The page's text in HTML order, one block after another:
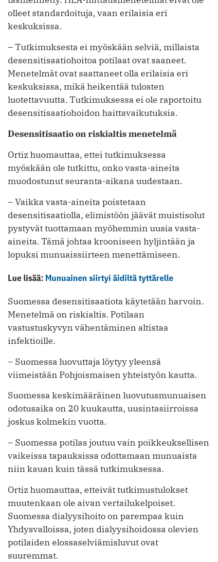
olleet standardoituja, vaan erilaisia eri
keskuksissa.
– Tutkimuksesta ei myöskään selviä, millaista
desensitisaatiohoitoa potilaat ovat saaneet.
Menetelmät ovat saattaneet olla erilaisia eri
keskuksissa, mikä heikentää tulosten
luotettavuutta. Tutkimuksessa ei ole raportoitu
desensitisaatiohoidon haittavaikutuksia.
Desensitisaatio on riskialtis menetelmä
Ortiz huomauttaa, ettei tutkimuksessa
myöskään ole tutkittu, onko vasta-aineita
muodostunut seuranta-aikana uudestaan.
– Vaikka vasta-aineita poistetaan
desensitisaatiolla, elimistöön jäävät muistisolut
pystyvät tuottamaan myöhemmin uusia vasta-
aineita. Tämä johtaa krooniseen hyljintään ja
lopuksi munuaissiirteen menettämiseen.
Lue lisää: Munuainen siirtyi äidiltä tyttärelle
Suomessa desensitisaatiota käytetään harvoin.
Menetelmä on riskialtis. Potilaan
vastustuskyvyn vähentäminen altistaa
infektioille.
– Suomessa luovuttaja löytyy yleensä
viimeistään Pohjoismaisen yhteistyön kautta.
Suomessa keskimääräinen luovutusmunuaisen
odotusaika on 20 kuukautta, uusintasiirroissa
joskus kolmekin vuotta.
– Suomessa potilas joutuu vain poikkeuksellisen
vaikeissa tapauksissa odottamaan munuaista
niin kauan kuin tässä tutkimuksessa.
Ortiz huomauttaa, etteivät tutkimustulokset
muutenkaan ole aivan vertailukelpoiset.
Suomessa dialyysihoito on parempaa kuin
Yhdysvalloissa, joten dialyysihoidossa olevien
potilaiden elossaselviämisluvut ovat
suuremmat.